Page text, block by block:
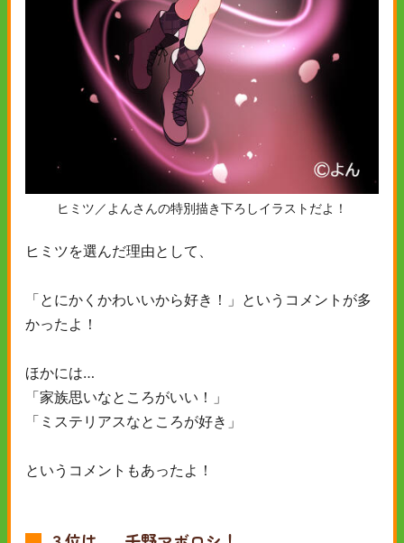
ヒミツ／よんさんの特別描き下ろしイラストだよ！
ヒミツを選んだ理由として、
「とにかくかわいいから好き！」というコメントが多
かったよ！
ほかには…
「家族思いなところがいい！」
「ミステリアスなところが好き」
というコメントもあったよ！